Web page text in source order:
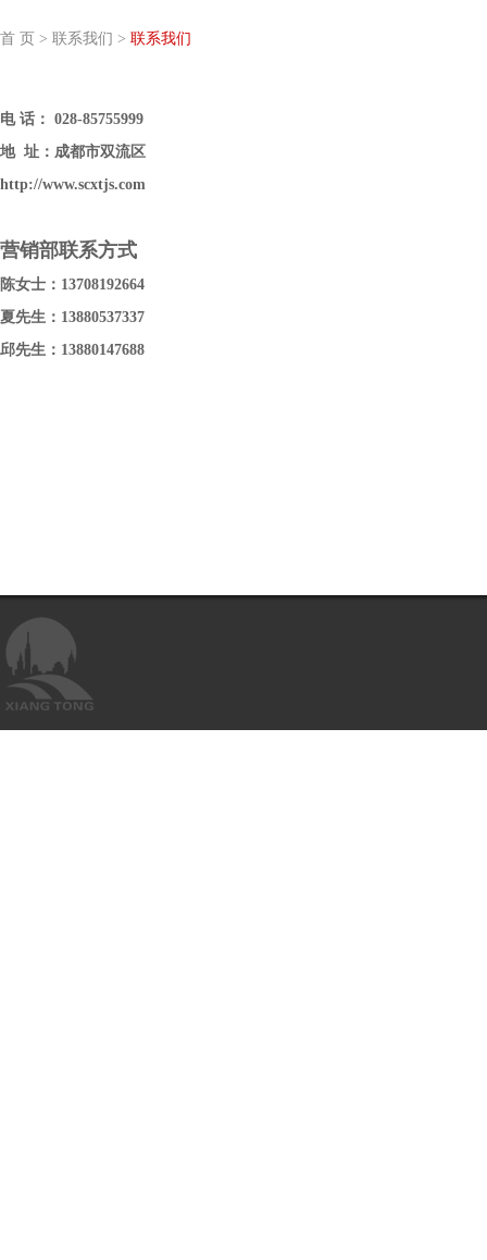
首 页 > 联系我们 > 联系我们
电 话： 028-85755999
地 址：成都市双流区
http://www.scxtjs.com
营销部联系方式
陈女士：13708192664
夏先生：13880537337
邱先生：13880147688